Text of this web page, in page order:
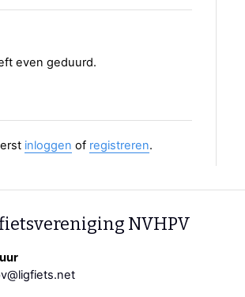
even geduurd.
inloggen of registreren.
NVHPV